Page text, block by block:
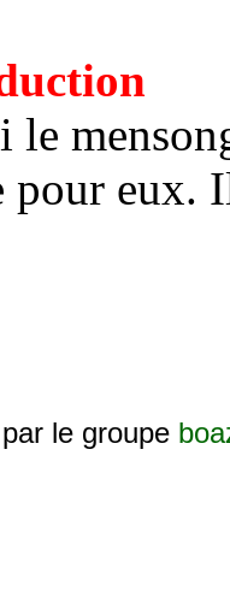
le
pour eux.
par le groupe